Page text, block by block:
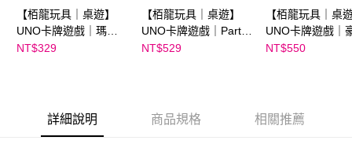
４．使用「AFTEE先享後付」時，將依據個別帳號之用戶狀況，依本公司即
時審查核予不同之上限額度；若仍有額度不足之情形，本公司將視審查結果
請求用戶進行身份認證。
５．嚴禁一人註冊多個帳號或使用他人資訊註冊。若發現惡意使用之情形，
【栢龍玩具｜桌遊】
UNO卡牌遊戲｜瑪利
歐賽車
NT$329
【栢龍玩具｜桌遊】
UNO卡牌遊戲｜Party
派對版
NT$529
【栢龍玩具｜桌
UNO卡牌遊戲｜
盒裝版
NT$550
詳細說明 商品規格 相關推薦